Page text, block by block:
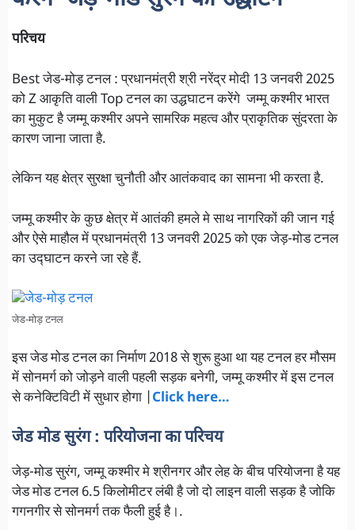
परिचय
Best जेड-मोड़ टनल : प्रधानमंत्री श्री नरेंद्र मोदी 13 जनवरी 2025
को Z आकृति वाली Top टनल का उद्धघाटन करेंगे जम्मू कश्मीर भारत
का मुकुट है जम्मू कश्मीर अपने सामरिक महत्व और प्राकृतिक सुंदरता के
कारण जाना जाता है.
लेकिन यह क्षेत्र सुरक्षा चुनौती और आतंकवाद का सामना भी करता है.
जम्मू कश्मीर के कुछ क्षेत्र में आतंकी हमले मे साथ नागरिकों की जान गई
और ऐसे माहौल में प्रधानमंत्री 13 जनवरी 2025 को एक जेड़-मोड टनल
का उद्घाटन करने जा रहे हैं.
जेड-मोड़ टनल
इस जेड मोड टनल का निर्माण 2018 से शुरू हुआ था यह टनल हर मौसम
में सोनमर्ग को जोड़ने वाली पहली सड़क बनेगी, जम्मू कश्मीर में इस टनल
से कनेक्टिविटी में सुधार होगा | Click here…
जेड मोड सुरंग : परियोजना का परिचय
जेड़-मोड सुरंग, जम्मू कश्मीर मे श्रीनगर और लेह के बीच परियोजना है यह
जेड मोड टनल 6.5 किलोमीटर लंबी है जो दो लाइन वाली सड़क है जोकि
गगनगीर से सोनमर्ग तक फैली हुई है।.